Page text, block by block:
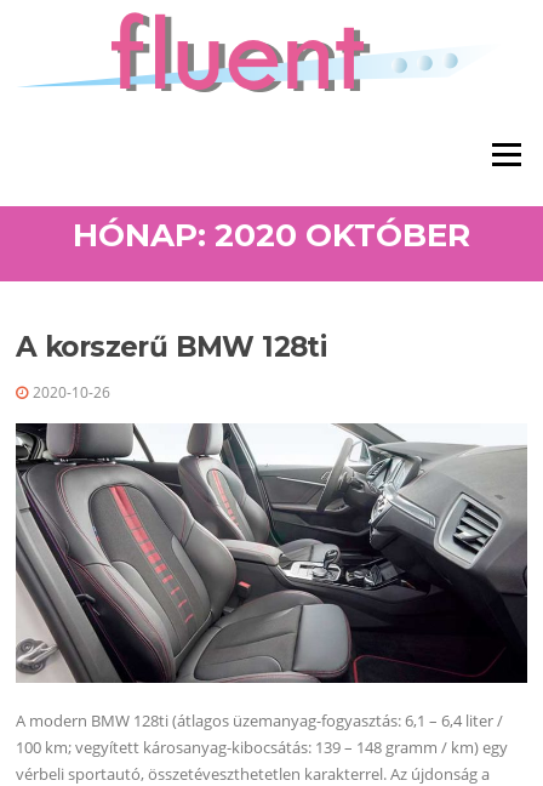
Ugrás a tartalomra
Menü
HÓNAP: 2020 OKTÓBER
A korszerű BMW 128ti
2020-10-26
A modern BMW 128ti (átlagos üzemanyag-fogyasztás: 6,1 – 6,4 liter /
100 km; vegyített károsanyag-kibocsátás: 139 – 148 gramm / km) egy
vérbeli sportautó, összetéveszthetetlen karakterrel. Az újdonság a